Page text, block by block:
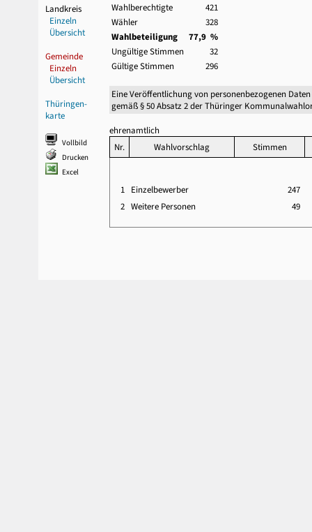
Landkreis
Einzeln
Übersicht
Gemeinde
Einzeln
Übersicht
Thüringen-
karte
Vollbild
Drucken
Excel
Wahlberechtigte
421
Wähler
328
Wahlbeteiligung
77,9 %
Ungültige Stimmen
32
Gültige Stimmen
296
Eine Veröffentlichung von personenbezogenen
gemäß § 50 Absatz 2 der Thüringer
ehrenamtlich
Nr.
Wahlvorschlag Stimmen
1 Einzelbewerber
247
2 Weitere Personen 49